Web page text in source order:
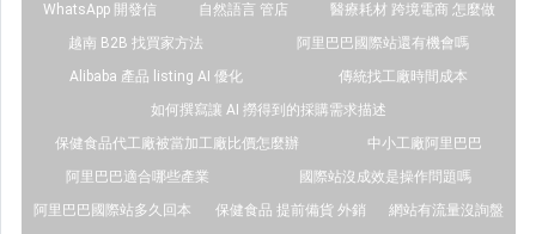
WhatsApp 開發信
自然語言 管店
醫療耗材 跨境電商 怎麼做
越南 B2B 找買家方法
阿里巴巴國際站還有機會嗎
Alibaba 產品 listing AI 優化
傳統找工廠時間成本
如何撰寫讓 AI 撈得到的採購需求描述
保健食品代工廠被當加工廠比價怎麼辦
中小工廠阿里巴巴
阿里巴巴適合哪些產業
國際站沒成效是操作問題嗎
阿里巴巴國際站多久回本
保健食品 提前備貨 外銷
網站有流量沒詢盤